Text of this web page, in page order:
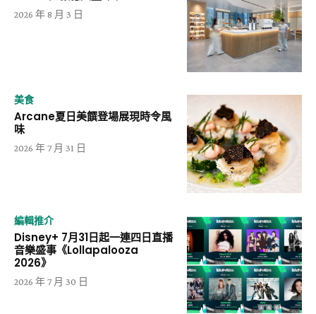
2026 年 8 月 3 日
美食
Arcane夏日美饌登場展現時令風
味
2026 年 7 月 31 日
編輯推介
Disney+ 7月31日起一連四日直播
音樂盛事《Lollapalooza
2026》
2026 年 7 月 30 日